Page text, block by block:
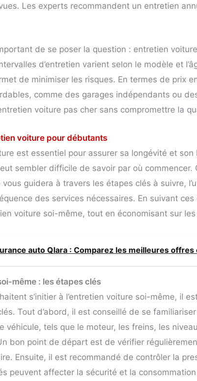
Les experts recommandent un entretien
de se poser la question : entretien
d’entretien varient selon le modèle et
de minimiser les risques. En termes de prix
comme des garages indépendants ou
voiture pas cher sans compromettre la
voiture pour débutants
est essentiel pour assurer sa longévité et
sembler difficile de savoir par où commencer.
vous guidera à travers les étapes clés à suivre,
des services nécessaires. En suivant
voiture soi-même, tout en économisant sur
auto Qlara : Comparez les meilleures offres
même : les étapes clés
s’initier à l’entretien voiture soi-même, il
Tout d’abord, il est conseillé de se
véhicule, tels que le moteur, les freins, les
bon point de départ est de vérifier
Ensuite, il est recommandé de contrôler la
peuvent affecter la sécurité et la